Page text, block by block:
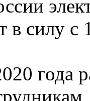
в силу с
года